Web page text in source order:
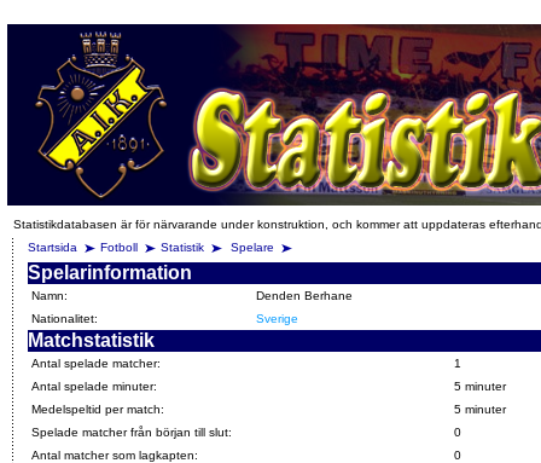
Statistikdatabasen är för närvarande under konstruktion, och kommer att uppdateras
Startsida
Fotboll Statistik Spelare
Spelarinformation
Namn:
Denden Berhane
Nationalitet:
Sverige
Matchstatistik
Antal spelade matcher:
1
Antal spelade minuter:
5 minuter
Medelspeltid per match:
5 minuter
Spelade matcher från början till slut:
0
Antal matcher som lagkapten:
0